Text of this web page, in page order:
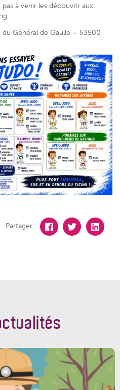
pas à venir les découvrir aux
du Général de Gaulle – 53500
Partager :